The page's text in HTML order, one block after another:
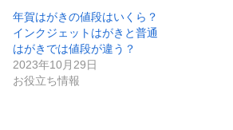
年賀はがきの値段はいくら？
インクジェットはがきと普通
はがきでは値段が違う？
2023年10月29日
お役立ち情報